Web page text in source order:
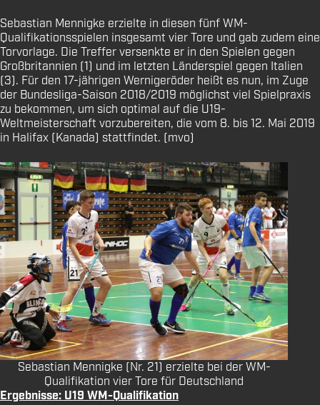
Sebastian Mennigke erzielte in diesen fünf WM-
Qualifikationsspielen insgesamt vier Tore und gab zudem eine
Torvorlage. Die Treffer versenkte er in den Spielen gegen
Großbritannien (1) und im letzten Länderspiel gegen Italien
(3). Für den 17-jährigen Wernigeröder heißt es nun, im Zuge
der Bundesliga-Saison 2018/2019 möglichst viel Spielpraxis
zu bekommen, um sich optimal auf die U19-
Weltmeisterschaft vorzubereiten, die vom 8. bis 12. Mai 2019
in Halifax (Kanada) stattfindet. (mvo)
Sebastian Mennigke (Nr. 21) erzielte bei der WM-
Qualifikation vier Tore für Deutschland
Ergebnisse: U19 WM-Qualifikation